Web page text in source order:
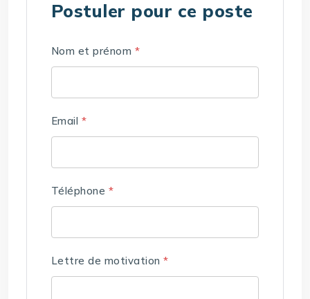
Postuler pour ce poste
Nom et prénom *
Email *
Téléphone *
Lettre de motivation*